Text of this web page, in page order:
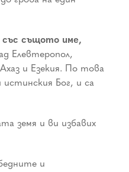
със същото име,
Елевтеропол,
и Езекия. По това
Бог, и са
земя и ви избавих
и